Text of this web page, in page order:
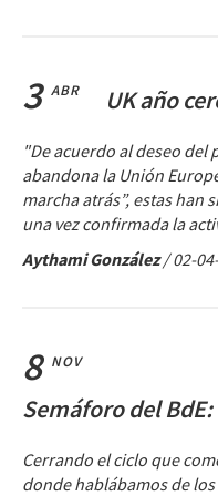
3 ABR UK año
"De acuerdo al deseo
abandona la Unión
marcha atrás”, estas han
una vez confirmada la
Aythami González/02-
8 NOV
Semáforo del
Cerrando el ciclo que
donde hablábamos de